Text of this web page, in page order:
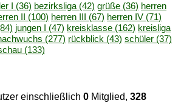
I (36) bezirksliga (42) grüße (36) herren
II (100) herren III (67) herren IV (71)
jungen I (47) kreisklasse (162) kreisliga
(277) rückblick (43) schüler (37)
(133)
einschließlich 0 Mitglied, 328